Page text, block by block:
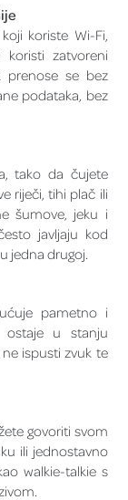
koriste Wi-Fi,
zatvoreni
prenose se bez
podataka, bez
tako da čujete
riječi, tihi plač ili
šumove, jeku i
javljaju kod
jedna drugoj.
pametno i
ostaje u stanju
ispusti zvuk te
govoriti svom
ili jednostavno
walkie-talkie s